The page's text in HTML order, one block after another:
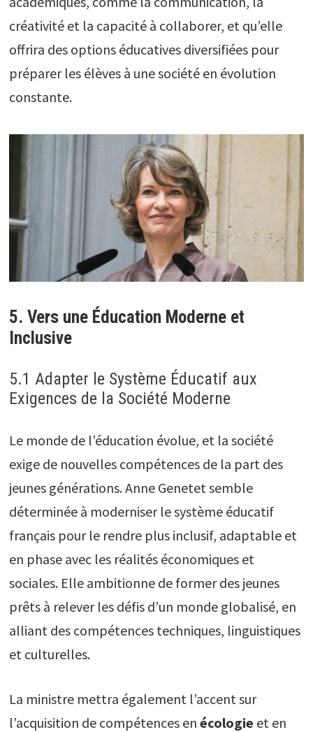
créativité et la capacité à collaborer, et qu’elle
offrira des options éducatives diversifiées pour
préparer les élèves à une société en évolution
constante.
5. Vers une Éducation Moderne et
Inclusive
5.1 Adapter le Système Éducatif aux
Exigences de la Société Moderne
Le monde de l’éducation évolue, et la société
exige de nouvelles compétences de la part des
jeunes générations. Anne Genetet semble
déterminée à moderniser le système éducatif
français pour le rendre plus inclusif, adaptable et
en phase avec les réalités économiques et
sociales. Elle ambitionne de former des jeunes
prêts à relever les défis d’un monde globalisé, en
alliant des compétences techniques, linguistiques
et culturelles.
La ministre mettra également l’accent sur
l’acquisition de compétences en écologie et en